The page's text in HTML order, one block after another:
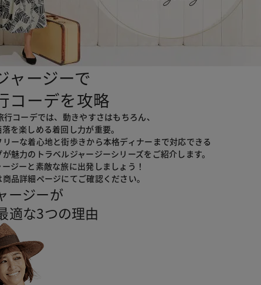
ャージーで
コーデを攻略
コーデでは、動きやすさはもちろん、
を楽しめる着回し力が重要。
ーな着心地と街歩きから本格ディナーまで対応できる
魅力のトラベルジャージーシリーズをご紹介します。
ジーと素敵な旅に出発しましょう！
品詳細ページにてご確認ください。
ージーが
適な3つの理由